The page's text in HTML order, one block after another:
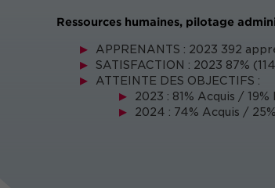
Ressources humaines, pilotage
APPRENANTS : 2023 392
SATISFACTION : 2023 87%
ATTEINTE DES OBJECTIFS :
2023 : 81% Acquis /
2024 : 74% Acquis /